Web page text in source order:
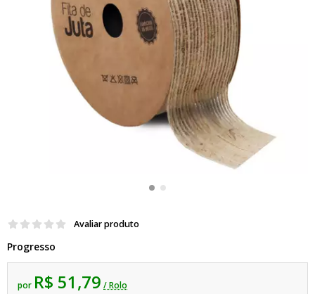
Avaliar produto
Progresso
por R$ 51,79 / Rolo